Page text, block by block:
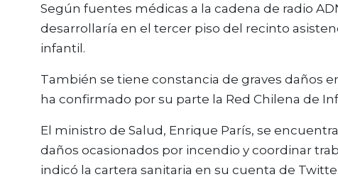
Según fuentes médicas a la cadena de radio
desarrollaría en el tercer piso del recinto
infantil.
También se tiene constancia de graves daños
ha confirmado por su parte la Red Chilena de
El ministro de Salud, Enrique París, se
daños ocasionados por incendio y coordinar
indicó la cartera sanitaria en su cuenta de